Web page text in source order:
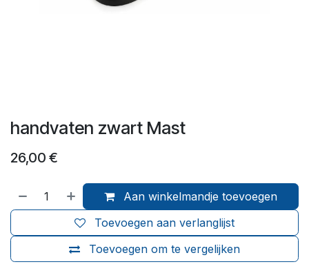
handvaten zwart Mast
26,00 €
Aan winkelmandje toevoegen
Toevoegen om te vergelijken
Toevoegen aan verlanglijst